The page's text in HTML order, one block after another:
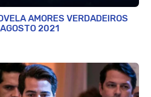
AMORES VERDADEIROS
2021